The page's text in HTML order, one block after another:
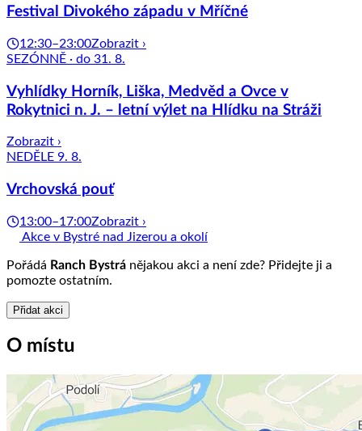
Festival Divokého západu v Mříčné
12:30–23:00Zobrazit ›
SEZÓNNĚ · do 31. 8.
Vyhlídky Horník, Liška, Medvěd a Ovce v
Rokytnici n. J. – letní výlet na Hlídku na Stráži
Zobrazit ›
NEDĚLE 9. 8.
Vrchovská pouť
13:00–17:00Zobrazit ›
Akce v Bystré nad Jizerou a okolí
Pořádá Ranch Bystrá nějakou akci a není zde? Přidejte ji a
pomozte ostatním.
Přidat akci
O místu